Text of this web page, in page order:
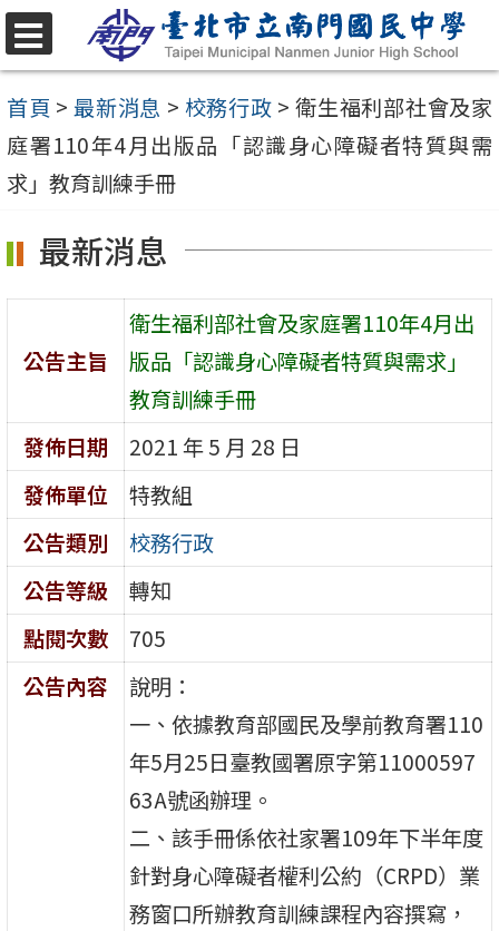
跳
至
主
要
內
區
選
單
首頁 > 最新消息 > 校務行政 > 衛生福利部社會及家
庭署110年4月出版品「認識身心障礙者特質與需
求」教育訓練手冊
最新消息
公告主旨
衛生福利部社會及家庭署110年4月出
版品「認識身心障礙者特質與需求」
教育訓練手冊
發佈日期
2021 年 5 月 28 日
發佈單位
特教組
公告類別
校務行政
公告等級
轉知
點閱次數
705
公告內容
說明：
一、依據教育部國民及學前教育署110
年5月25日臺教國署原字第11000597
63A號函辦理。
二、該手冊係依社家署109年下半年度
針對身心障礙者權利公約（CRPD）業
務窗口所辦教育訓練課程內容撰寫，